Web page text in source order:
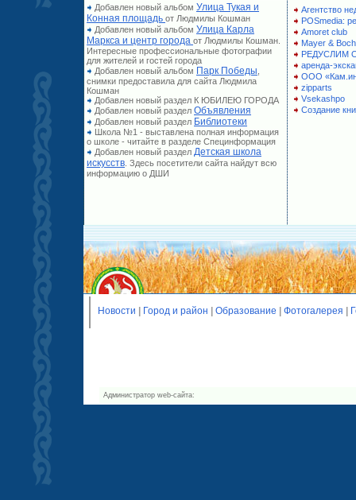
Добавлен новый альбом Улица Тукая и
Конная площадь от Людмилы Кошман
Добавлен новый альбом Улица Карла
Маркса и центр города от Людмилы Кошман.
Интересные профессиональные фотографии
для жителей и гостей города
Добавлен новый альбом Парк Победы
снимки предоставила для сайта Людмила
Кошман
Добавлен новый раздел К ЮБИЛЕЮ ГОРОДА
Добавлен новый раздел Объявления
Добавлен новый раздел Библиотеки
Школа №1 - выставлена полная информация
о школе - читайте в разделе Специнформация
Добавлен новый раздел Детская школа
искусств . Здесь посетители сайта найдут всю
информацию о ДШИ
Агентство
POSmedia:
Amoret club
Mayer & Boch
РЕДУСЛИМ
аренда-
ООО
zipparts
Vsekashpo
Создание
Новости Город и район Образование Фотогалерея
Администратор web-сайта: